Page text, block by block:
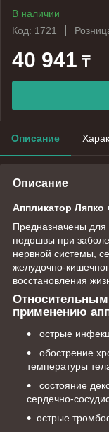
В наличии
Код: 1721
40 941 ₸
Описание
Описание
Аппликатор Ляпко
Предназначены для
подошвы при
нервной системы,
желудочно-
восстановления
применению
острые
обострение
температуры
состояние
сердечно-
острые